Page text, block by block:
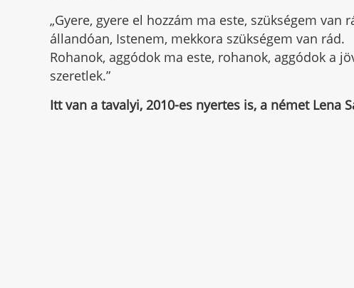
„Gyere, gyere el hozzám ma este, szükségem
állandóan, Istenem, mekkora szükségem van rád.
Rohanok, aggódok ma este, rohanok, aggódok a
szeretlek.”
Itt van a tavalyi, 2010-es nyertes is, a német Lena